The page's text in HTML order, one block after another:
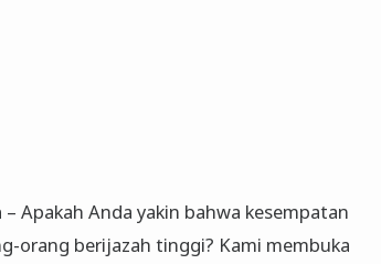
– Apakah Anda yakin bahwa kesempatan
orang berijazah tinggi? Kami membuka